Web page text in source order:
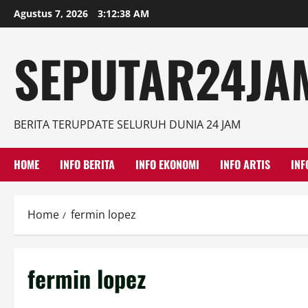
Skip
to
Agustus 7, 2026 3:12:39 AM
BERITA TERUPDATE SELURUH DUNIA 24 JAM
HOME INFO BERITA INFO EKONOMI INFO ARTIS
Home fermin lopez
fermin lopez